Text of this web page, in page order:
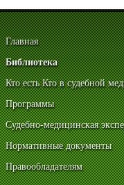
Главная
Библиотека
Кто есть Кто в судебной
Программы
Судебно-медицинская
Нормативные документы
Правообладателям